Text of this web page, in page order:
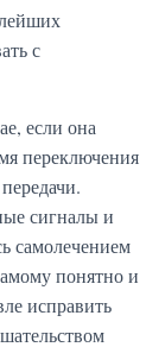
с
если она
переключения
сигналы и
самолечением
понятно и
исправить